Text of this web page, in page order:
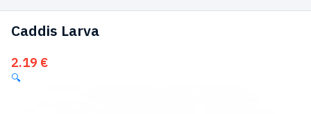
Caddis Larva
2.19 €
🔍